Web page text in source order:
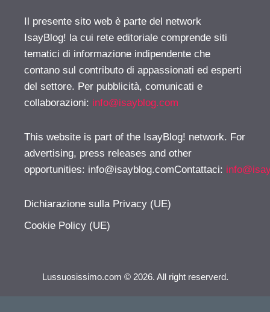
Il presente sito web è parte del network
IsayBlog! la cui rete editoriale comprende siti
tematici di informazione indipendente che
contano sul contributo di appassionati ed esperti
del settore. Per pubblicità, comunicati e
collaborazioni: info@isayblog.com
This website is part of the IsayBlog! network. For
advertising, press releases and other
opportunities: info@isayblog.comContattaci:
Dichiarazione sulla Privacy (UE)
Cookie Policy (UE)
Lussuosissimo.com © 2026. All right reserverd.